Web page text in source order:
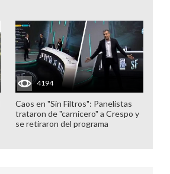
4194
Caos en "Sin Filtros": Panelistas
trataron de "carnicero" a Crespo y
se retiraron del programa